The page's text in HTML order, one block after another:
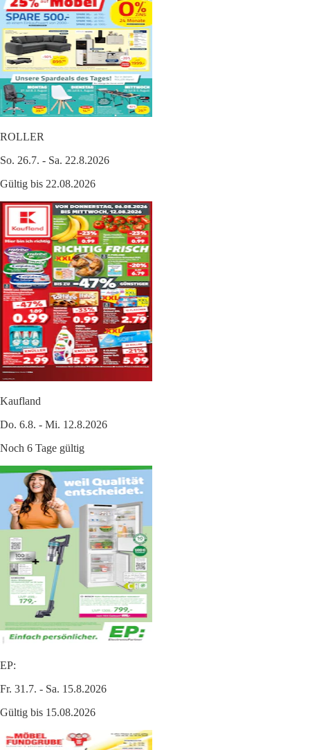
ROLLER
So. 26.7. - Sa. 22.8.2026
Gültig bis 22.08.2026
Kaufland
Do. 6.8. - Mi. 12.8.2026
Noch 6 Tage gültig
EP:
Fr. 31.7. - Sa. 15.8.2026
Gültig bis 15.08.2026